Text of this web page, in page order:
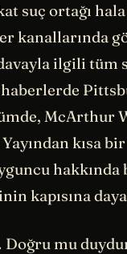
suç ortağı
kanallarında
davayla ilgili
McArthur
kısa
kapısına
Doğru mu